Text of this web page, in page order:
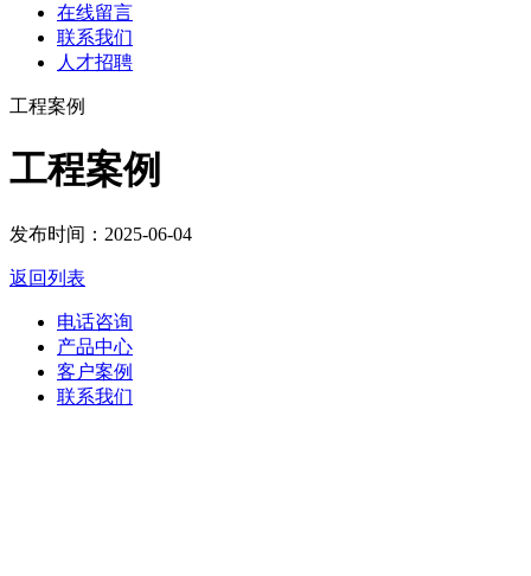
在线留言
联系我们
人才招聘
工程案例
工程案例
发布时间：2025-06-04
返回列表
电话咨询
产品中心
客户案例
联系我们